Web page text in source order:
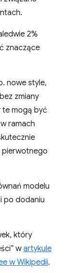
2%
znaczące
nowe style,
zmiany
te mogą być
ramach
pierwotnego
modelu
po dodaniu
który
wartykule
w Wikipedii.